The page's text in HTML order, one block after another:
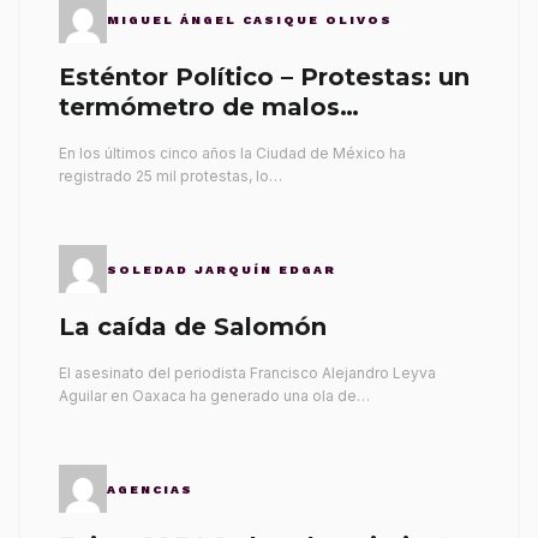
MIGUEL ÁNGEL CASIQUE OLIVOS
Esténtor Político – Protestas: un
termómetro de malos
En los últimos cinco años la Ciudad de México ha
registrado 25 mil protestas, lo…
SOLEDAD JARQUÍN EDGAR
La caída de Salomón
El asesinato del periodista Francisco Alejandro Leyva
Aguilar en Oaxaca ha generado una ola de…
AGENCIAS